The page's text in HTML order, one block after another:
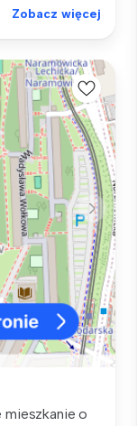
Zobacz więcej
mieszkanie o